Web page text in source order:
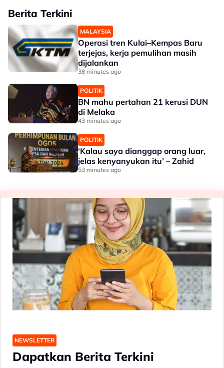
Berita Terkini
MALAYSIA
Operasi tren Kulai–Kempas Baru
terjejas, kerja pemulihan masih
dijalankan
38 minutes ago
POLITIK
BN mahu pertahan 21 kerusi DUN
di Melaka
43 minutes ago
POLITIK
‘Kalau saya dianggap orang luar,
jelas kenyanyukan itu’ – Zahid
53 minutes ago
NEWSLETTER
Dapatkan Berita Terkini